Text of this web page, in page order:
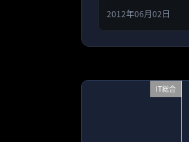
と
2012年06月02日
IT総合